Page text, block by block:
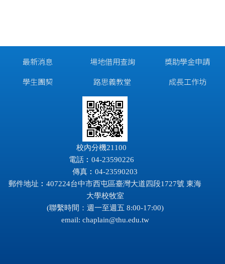
最新消息
學生團契
場地借用查詢
路思義教堂
獎助學金申請
成長工作坊
校內分機21100
電話︰04-23590226
傳真︰04-23590203
郵件地址︰407224台中市西屯區臺灣大道四段1727號 東海
大學校牧室
(聯繫時間：週一至週五 8:00-17:00)
email: chaplain@thu.edu.tw